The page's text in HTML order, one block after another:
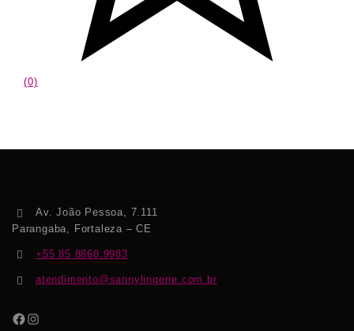
(0)
Av. João Pessoa, 7.111
Parangaba, Fortaleza – CE
+55 85 8868.9983
atendimento@sannylingerie.com.br